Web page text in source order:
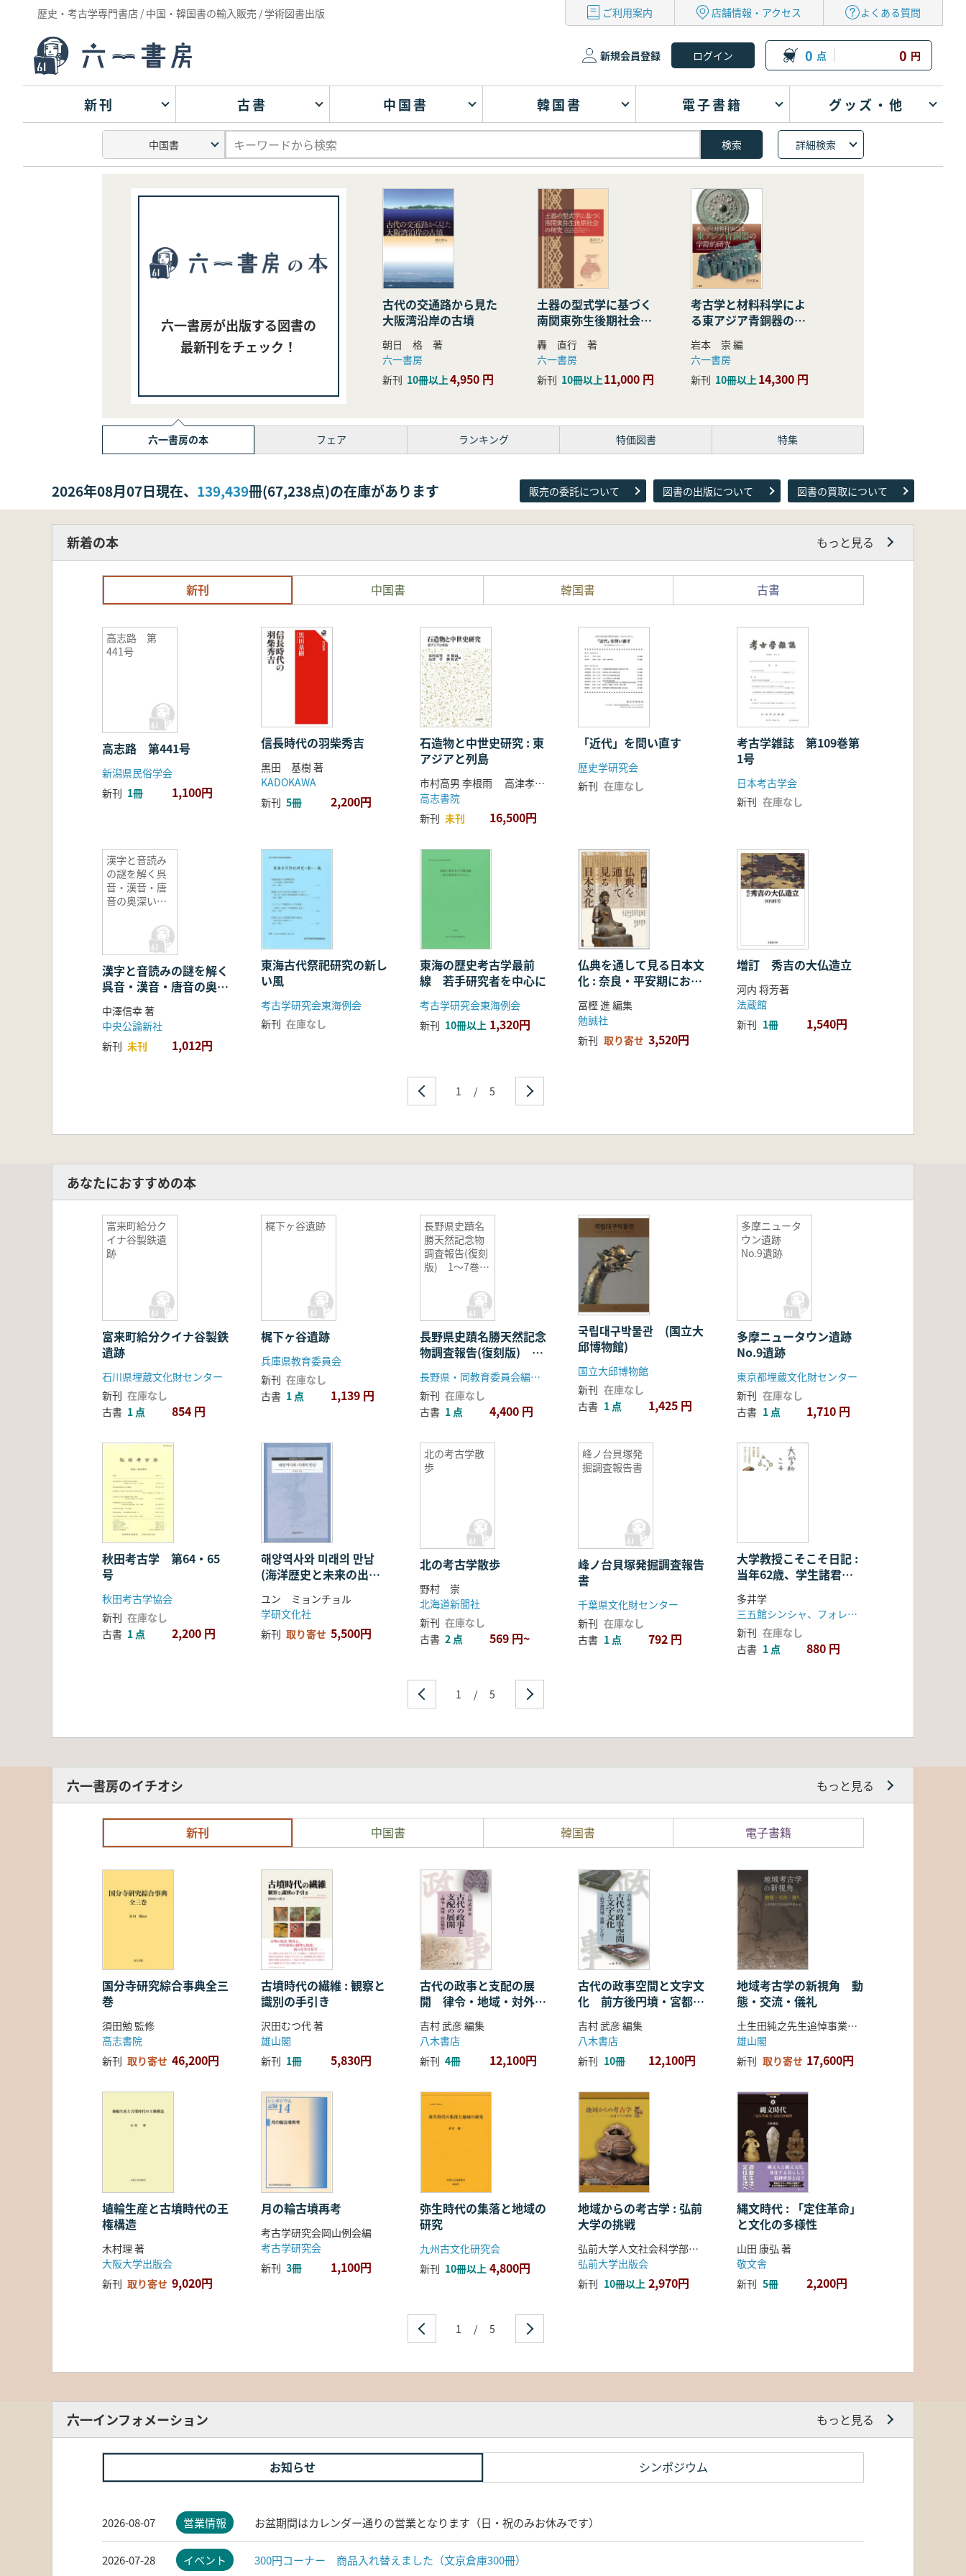
歴史・考古学専門書店 / 中国・韓国書の輸入販売 / 学術図書出版 ご利用案内 店舗情報・アクセス よくある質問
新規会員登録 0 点 0 円
新刊 古書 中国書 韓国書 電子書籍 グッズ・他
詳細検索
六一書房が出版する図書の
最新刊をチェック！
古代の交通路から見た
大阪湾沿岸の古墳
朝日 格 著
六一書房
新刊 10冊以上4,950 円
土器の型式学に基づく
南関東弥生後期社会の
研究
轟 直行 著
六一書房
新刊 10冊以上11,000 円
考古学と材料科学によ
る東アジア青銅器の学
際的研究
岩本 崇 編
六一書房
新刊 10冊以上14,300 円
六一書房の本 フェア ランキング 特価図書 特集
2026年08月07日現在、 139,439冊(67,238点)の在庫があります 販売の委託について 図書の出版について 図書の買取について
新着の本 もっと見る
新刊 中国書 韓国書 古書
高志路 第
441号
高志路 第441号
新潟県民俗学会
新刊 1冊 1,100円
信長時代の羽柴秀吉
黒田 基樹 著
KADOKAWA
新刊 5冊 2,200円
石造物と中世史研究 : 東
アジアと列島
市村高男 李根雨 高津孝 劉恒武 編
高志書院
新刊 未刊 16,500円
「近代」を問い直す
歴史学研究会
新刊 在庫なし
考古学雑誌 第109巻第
1号
日本考古学会
新刊 在庫なし
漢字と音読み
の謎を解く呉
音・漢音・唐
音の奥深い世
漢字と音読みの謎を解く
呉音・漢音・唐音の奥深
い世界
中澤信幸 著
中央公論新社
新刊 未刊 1,012円
東海古代祭祀研究の新し
い風
考古学研究会東海例会
新刊 在庫なし
東海の歴史考古学最前
線 若手研究者を中心に
考古学研究会東海例会
新刊 10冊以上 1,320円
仏典を通して見る日本文
化 : 奈良・平安期におけ
る仏教の受容・融合・展
開
冨樫 進 編集
勉誠社
新刊 取り寄せ 3,520円
増訂 秀吉の大仏造立
河内 将芳著
法蔵館
新刊 1冊 1,540円
1 / 5
あなたにおすすめの本
富来町給分ク
イナ谷製鉄遺
跡
富来町給分クイナ谷製鉄
遺跡
石川県埋蔵文化財センター
新刊 在庫なし
古書 1 点 854 円
梶下ヶ谷遺跡
梶下ヶ谷遺跡
兵庫県教育委員会
新刊 在庫なし
古書 1 点 1,139 円
長野県史蹟名
勝天然記念物
調査報告(復刻
版) 1〜7巻
長野県史蹟名勝天然記念
物調査報告(復刻版)
1〜7巻 揃
長野県・同教育委員会編、長野県文化財保護協会
新刊 在庫なし
古書 1 点 4,400 円
국립대구박물관 (国立大
邱博物館)
国立大邱博物館
新刊 在庫なし
古書 1 点 1,425 円
多摩ニュータ
ウン遺跡
No.9遺跡
多摩ニュータウン遺跡
No.9遺跡
東京都埋蔵文化財センター
新刊 在庫なし
古書 1 点 1,710 円
秋田考古学 第64・65
号
秋田考古学協会
新刊 在庫なし
古書 1 点 2,200 円
해양역사와 미래의 만남
(海洋歴史と未来の出逢
ユン ミョンチョル
学研文化社
新刊 取り寄せ 5,500円
北の考古学散
歩
北の考古学散歩
野村 崇
北海道新聞社
新刊 在庫なし
古書 2 点 569 円~
峰ノ台貝塚発
掘調査報告書
峰ノ台貝塚発掘調査報告
書
千葉県文化財センター
新刊 在庫なし
古書 1 点 792 円
大学教授こそこそ日記 :
当年62歳、学生諸君、
そろそろ私語はやめてく
ださい
多井学
三五館シンシャ、フォレスト出版 (発売)
新刊 在庫なし
古書 1 点 880 円
1 / 5
六一書房のイチオシ もっと見る
新刊 中国書 韓国書 電子書籍
国分寺研究綜合事典全三
巻
須田勉 監修
高志書院
新刊 取り寄せ 46,200円
古墳時代の繊維 : 観察と
識別の手引き
沢田むつ代 著
雄山閣
新刊 1冊 5,830円
古代の政事と支配の展
開 律令・地域・対外関
係
吉村 武彦 編集
八木書店
新刊 4冊 12,100円
古代の政事空間と文字文
化 前方後円墳・宮都・
ことば
吉村 武彦 編集
八木書店
新刊 10冊 12,100円
地域考古学の新視角 動
態・交流・儀礼
土生田純之先生追悼事業会 編
雄山閣
新刊 取り寄せ 17,600円
埴輪生産と古墳時代の王
権構造
木村理 著
大阪大学出版会
新刊 取り寄せ 9,020円
月の輪古墳再考
考古学研究会岡山例会編
考古学研究会
新刊 3冊 1,100円
弥生時代の集落と地域の
研究
九州古文化研究会
新刊 10冊以上 4,800円
地域からの考古学 : 弘前
大学の挑戦
弘前大学人文社会科学部北日本考古学研究センター 編
弘前大学出版会
新刊 10冊以上 2,970円
縄文時代 : 「定住革命」
と文化の多様性
山田 康弘 著
敬文舎
新刊 5冊 2,200円
1 / 5
六一インフォメーション もっと見る
お知らせ シンポジウム
2026-08-07 営業情報 お盆期間はカレンダー通りの営業となります（日・祝のみお休みです）
2026-07-28 イベント 300円コーナー 商品入れ替えました（文京倉庫300冊）